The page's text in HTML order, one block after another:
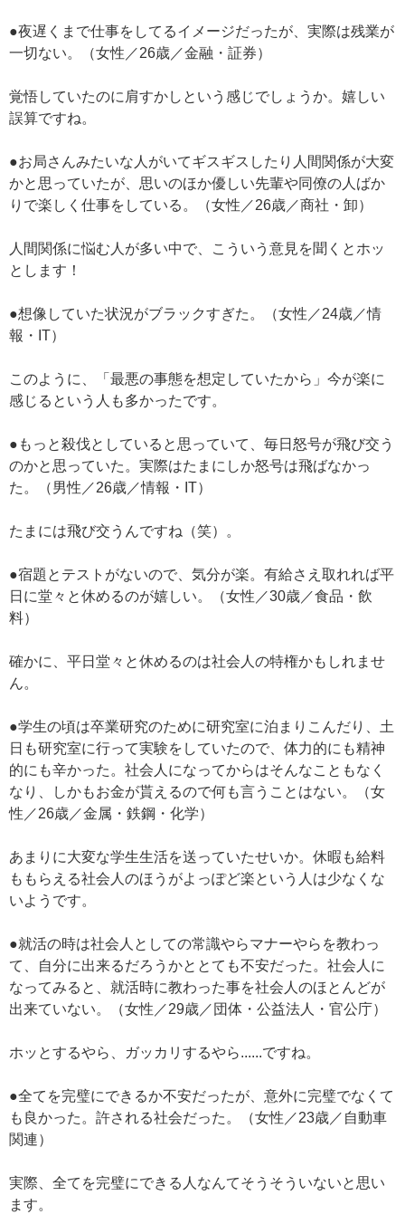
●夜遅くまで仕事をしてるイメージだったが、実際は残業が
一切ない。（女性／26歳／金融・証券）
覚悟していたのに肩すかしという感じでしょうか。嬉しい
誤算ですね。
●お局さんみたいな人がいてギスギスしたり人間関係が大変
かと思っていたが、思いのほか優しい先輩や同僚の人ばか
りで楽しく仕事をしている。（女性／26歳／商社・卸）
人間関係に悩む人が多い中で、こういう意見を聞くとホッ
とします！
●想像していた状況がブラックすぎた。（女性／24歳／情
報・IT）
このように、「最悪の事態を想定していたから」今が楽に
感じるという人も多かったです。
●もっと殺伐としていると思っていて、毎日怒号が飛び交う
のかと思っていた。実際はたまにしか怒号は飛ばなかっ
た。（男性／26歳／情報・IT）
たまには飛び交うんですね（笑）。
●宿題とテストがないので、気分が楽。有給さえ取れれば平
日に堂々と休めるのが嬉しい。（女性／30歳／食品・飲
料）
確かに、平日堂々と休めるのは社会人の特権かもしれませ
ん。
●学生の頃は卒業研究のために研究室に泊まりこんだり、土
日も研究室に行って実験をしていたので、体力的にも精神
的にも辛かった。社会人になってからはそんなこともなく
なり、しかもお金が貰えるので何も言うことはない。（女
性／26歳／金属・鉄鋼・化学）
あまりに大変な学生生活を送っていたせいか。休暇も給料
ももらえる社会人のほうがよっぽど楽という人は少なくな
いようです。
●就活の時は社会人としての常識やらマナーやらを教わっ
て、自分に出来るだろうかととても不安だった。社会人に
なってみると、就活時に教わった事を社会人のほとんどが
出来ていない。（女性／29歳／団体・公益法人・官公庁）
ホッとするやら、ガッカリするやら......ですね。
●全てを完璧にできるか不安だったが、意外に完璧でなくて
も良かった。許される社会だった。（女性／23歳／自動車
関連）
実際、全てを完璧にできる人なんてそうそういないと思い
ます。